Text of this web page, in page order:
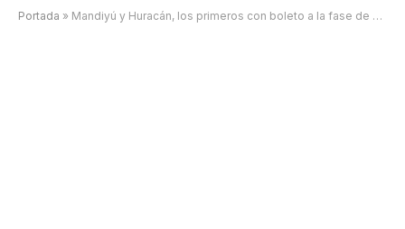
Portada » Mandiyú y Huracán, los primeros con boleto a la fase de cuartos de final